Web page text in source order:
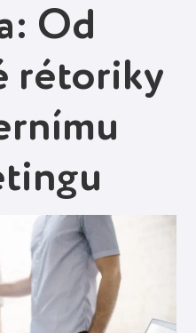
Od
rétoriky